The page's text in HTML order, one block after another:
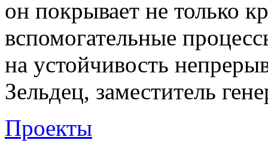
он покрывает не только
вспомогательные
на устойчивость
Зельдец, заместитель
Проекты